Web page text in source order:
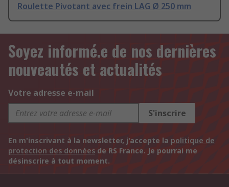
Roulette Pivotant avec frein LAG Ø 250 mm
Soyez informé.e de nos dernières
nouveautés et actualités
Votre adresse e-mail
S'inscrire
En m'inscrivant à la newsletter, j'accepte la politique de
protection des données de RS France. Je pourrai me
désinscrire à tout moment.